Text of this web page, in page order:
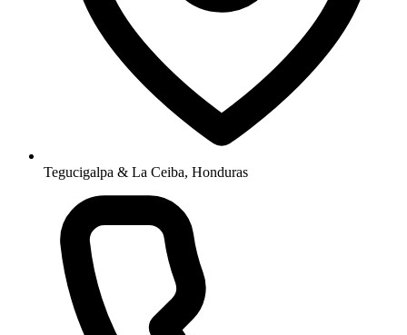
Tegucigalpa & La Ceiba, Honduras